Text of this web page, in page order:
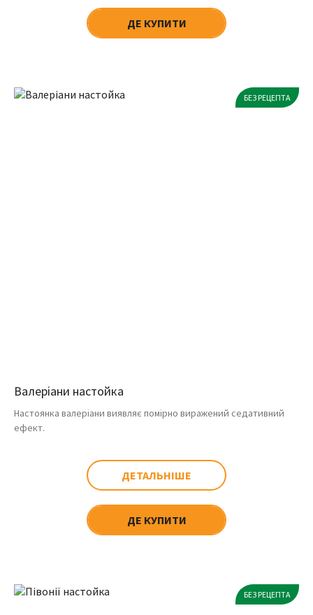
ДЕ КУПИТИ
БЕЗ РЕЦЕПТА
Валеріани настойка
Настоянка валеріани виявляє помірно виражений седативний
ефект.
ДЕТАЛЬНІШЕ
ДЕ КУПИТИ
БЕЗ РЕЦЕПТА